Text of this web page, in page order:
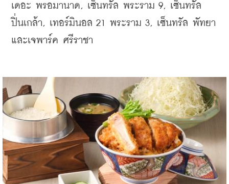
เดอะ พรอมานาด, เซ็นทรัล พระราม 9, เซ็นทรัล
ปิ่นเกล้า, เทอร์มินอล 21 พระราม 3, เซ็นทรัล พัทยา
และเจพาร์ค ศรีราชา